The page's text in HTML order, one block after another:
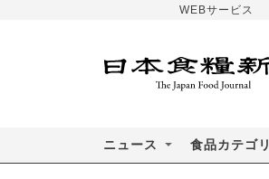
WEBサービス
ニュース 食品カテゴリ